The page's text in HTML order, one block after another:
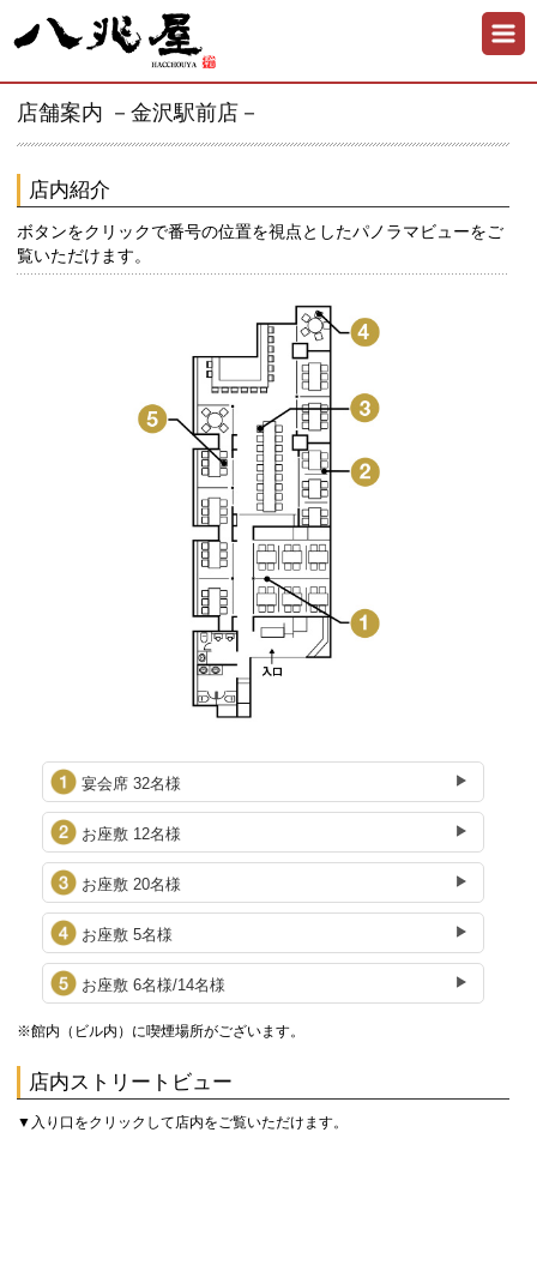
店舗案内 －金沢駅前店－
店内紹介
ボタンをクリックで番号の位置を視点としたパノラマビューをご
覧いただけます。
宴会席 32名様
お座敷 12名様
お座敷 20名様
お座敷 5名様
お座敷 6名様/14名様
※館内（ビル内）に喫煙場所がございます。
店内ストリートビュー
▼入り口をクリックして店内をご覧いただけます。